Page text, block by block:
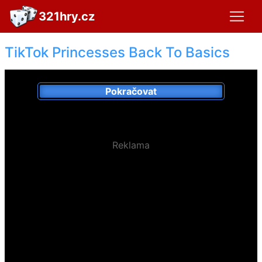
321hry.cz
TikTok Princesses Back To Basics
Pokračovat
Reklama